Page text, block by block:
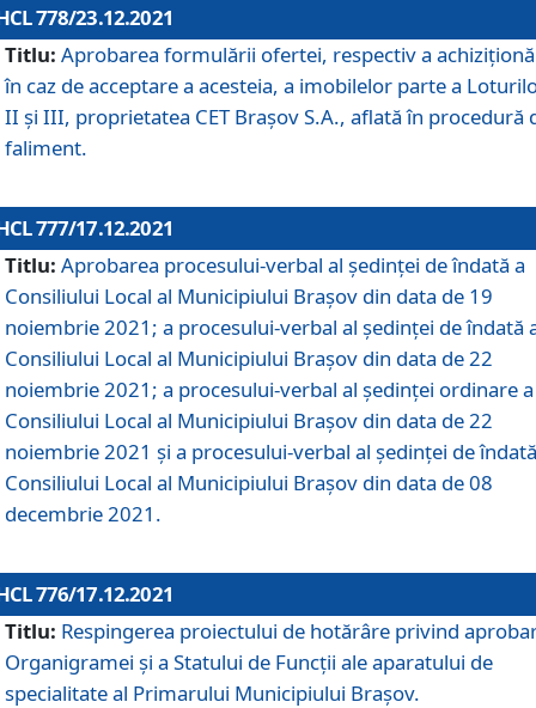
778/23.12.2021
Titlu: Aprobarea formulării ofertei, respectiv a
în caz de acceptare a acesteia, a imobilelor parte a
II și III, proprietatea CET Brașov S.A., aflată în procedură
faliment.
777/17.12.2021
Titlu: Aprobarea procesului-verbal al şedinţei de îndată a
Consiliului Local al Municipiului Braşov din data de 19
noiembrie 2021; a procesului-verbal al şedinţei de îndată
Consiliului Local al Municipiului Braşov din data de 22
noiembrie 2021; a procesului-verbal al şedinţei ordinare a
Consiliului Local al Municipiului Braşov din data de 22
noiembrie 2021 și a procesului-verbal al şedinţei de
Consiliului Local al Municipiului Braşov din data de 08
decembrie 2021.
776/17.12.2021
Titlu: Respingerea proiectului de hotărâre privind
Organigramei şi a Statului de Funcţii ale aparatului de
specialitate al Primarului Municipiului Braşov.